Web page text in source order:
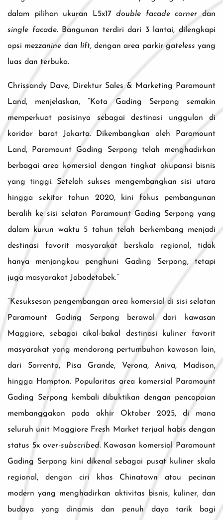
dalam pilihan ukuran L5x17double facade corner dan
single facade. Bangunan terdiri dari 3 lantai, dilengkapi
opsi mezzanine dan lift, dengan area parkirgateless yang
luas dan terbuka.
Chrissandy Dave, Direktur Sales & Marketing Paramount
Land, menjelaskan, “Kota Gading Serpong semakin
memperkuat posisinya sebagai destinasi unggulan di
koridor barat Jakarta. Dikembangkan oleh Paramount
Land, Paramount Gading Serpong telah menghadirkan
berbagai area komersial dengan tingkat okupansi bisnis
yang tinggi. Setelah sukses mengembangkan sisi utara
hingga sekitar tahun 2020, kini fokus pembangunan
beralih ke sisi selatan Paramount Gading Serpong yang
dalam kurun waktu 5 tahun telah berkembang menjadi
destinasi favorit masyarakat berskala regional, tidak
hanya menjangkau penghuni Gading Serpong, tetapi
juga masyarakat Jabodetabek.”
“Kesuksesan pengembangan area komersial di sisi selatan
Paramount Gading Serpong berawal dari kawasan
Maggiore, sebagai cikal-bakal destinasi kuliner favorit
masyarakat yang mendorong pertumbuhan kawasan lain,
dari Sorrento, Pisa Grande, Verona, Aniva, Madison,
hingga Hampton. Popularitas area komersial Paramount
Gading Serpong kembali dibuktikan dengan pencapaian
membanggakan pada akhir Oktober 2025, di mana
seluruh unit Maggiore Fresh Market terjual habis dengan
status 5x over-subscribed. Kawasan komersial Paramount
Gading Serpong kini dikenal sebagai pusat kuliner skala
regional, dengan ciri khas Chinatown atau pecinan
modern yang menghadirkan aktivitas bisnis, kuliner, dan
budaya yang dinamis dan penuh daya tarik bagi